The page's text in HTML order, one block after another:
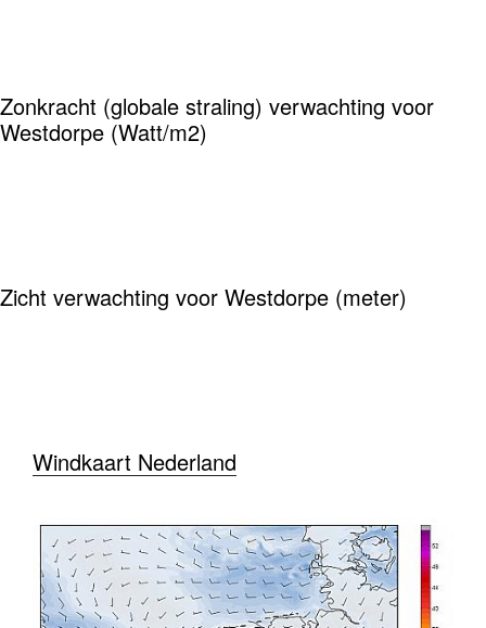
Zonkracht (globale straling) verwachting voor
Westdorpe (Watt/m2)
Zicht verwachting voor Westdorpe (meter)
Windkaart Nederland